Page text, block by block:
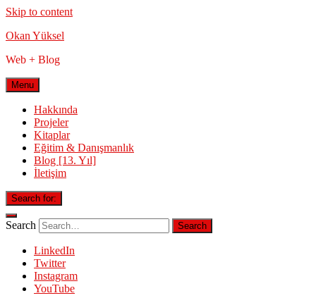
Skip to content
Okan Yüksel
Web + Blog
Menu
Hakkında
Projeler
Kitaplar
Eğitim & Danışmanlık
Blog [13. Yıl]
İletişim
Search for:
Search
LinkedIn
Twitter
Instagram
YouTube